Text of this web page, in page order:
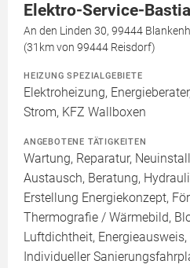
Elektro-Service-
An den Linden 30, 99444
(31km von 99444 Reisdorf)
HEIZUNG SPEZIALGEBIETE
Elektroheizung,
Strom, KFZ Wallboxen
ANGEBOTENE TÄTIGKEITEN
Wartung, Reparatur,
Austausch, Beratung,
Erstellung Energiekonzept,
Thermografie / Wärmebild,
Luftdichtheit,
Individueller